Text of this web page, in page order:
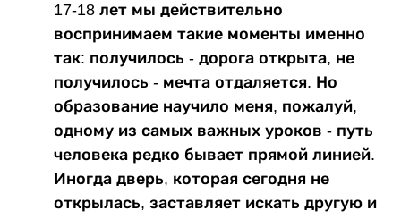
17-18 лет мы действительно
воспринимаем такие моменты именно
так: получилось - дорога открыта, не
получилось - мечта отдаляется. Но
образование научило меня, пожалуй,
одному из самых важных уроков - путь
человека редко бывает прямой линией.
Иногда дверь, которая сегодня не
открылась, заставляет искать другую и